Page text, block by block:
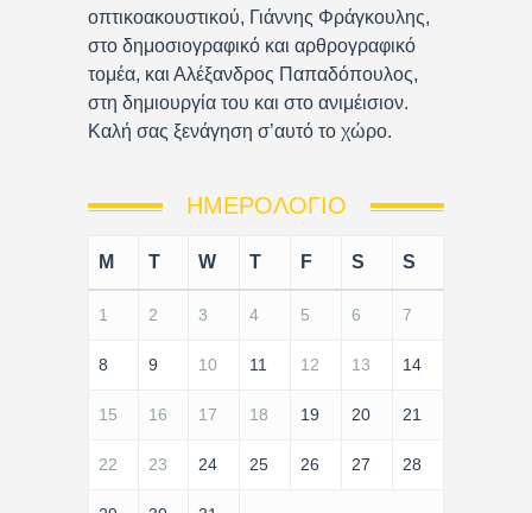
οπτικοακουστικού, Γιάννης Φράγκουλης,
στο δημοσιογραφικό και αρθρογραφικό
τομέα, και Αλέξανδρος Παπαδόπουλος,
στη δημιουργία του και στο ανιμέισιον.
Καλή σας ξενάγηση σ’αυτό το χώρο.
ΗΜΕΡΟΛΌΓΙΟ
M T W T F S S
1 2 3 4 5 6 7
8 9 10 11 12 13 14
15 16 17 18 19 20 21
22 23 24 25 26 27 28